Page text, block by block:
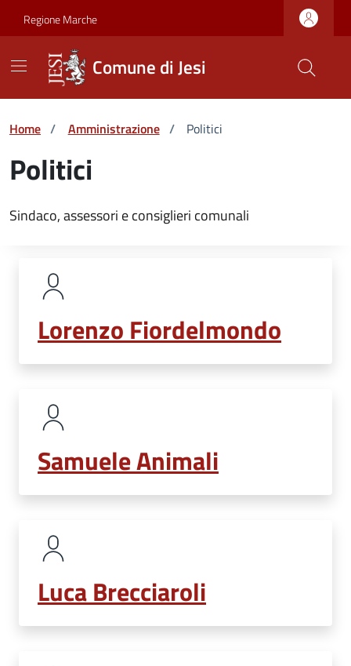
Skip to Main Content
Regione Marche
Comune di Jesi
Home / Amministrazione / Politici
Politici
Sindaco, assessori e consiglieri comunali
Lorenzo Fiordelmondo
Samuele Animali
Luca Brecciaroli